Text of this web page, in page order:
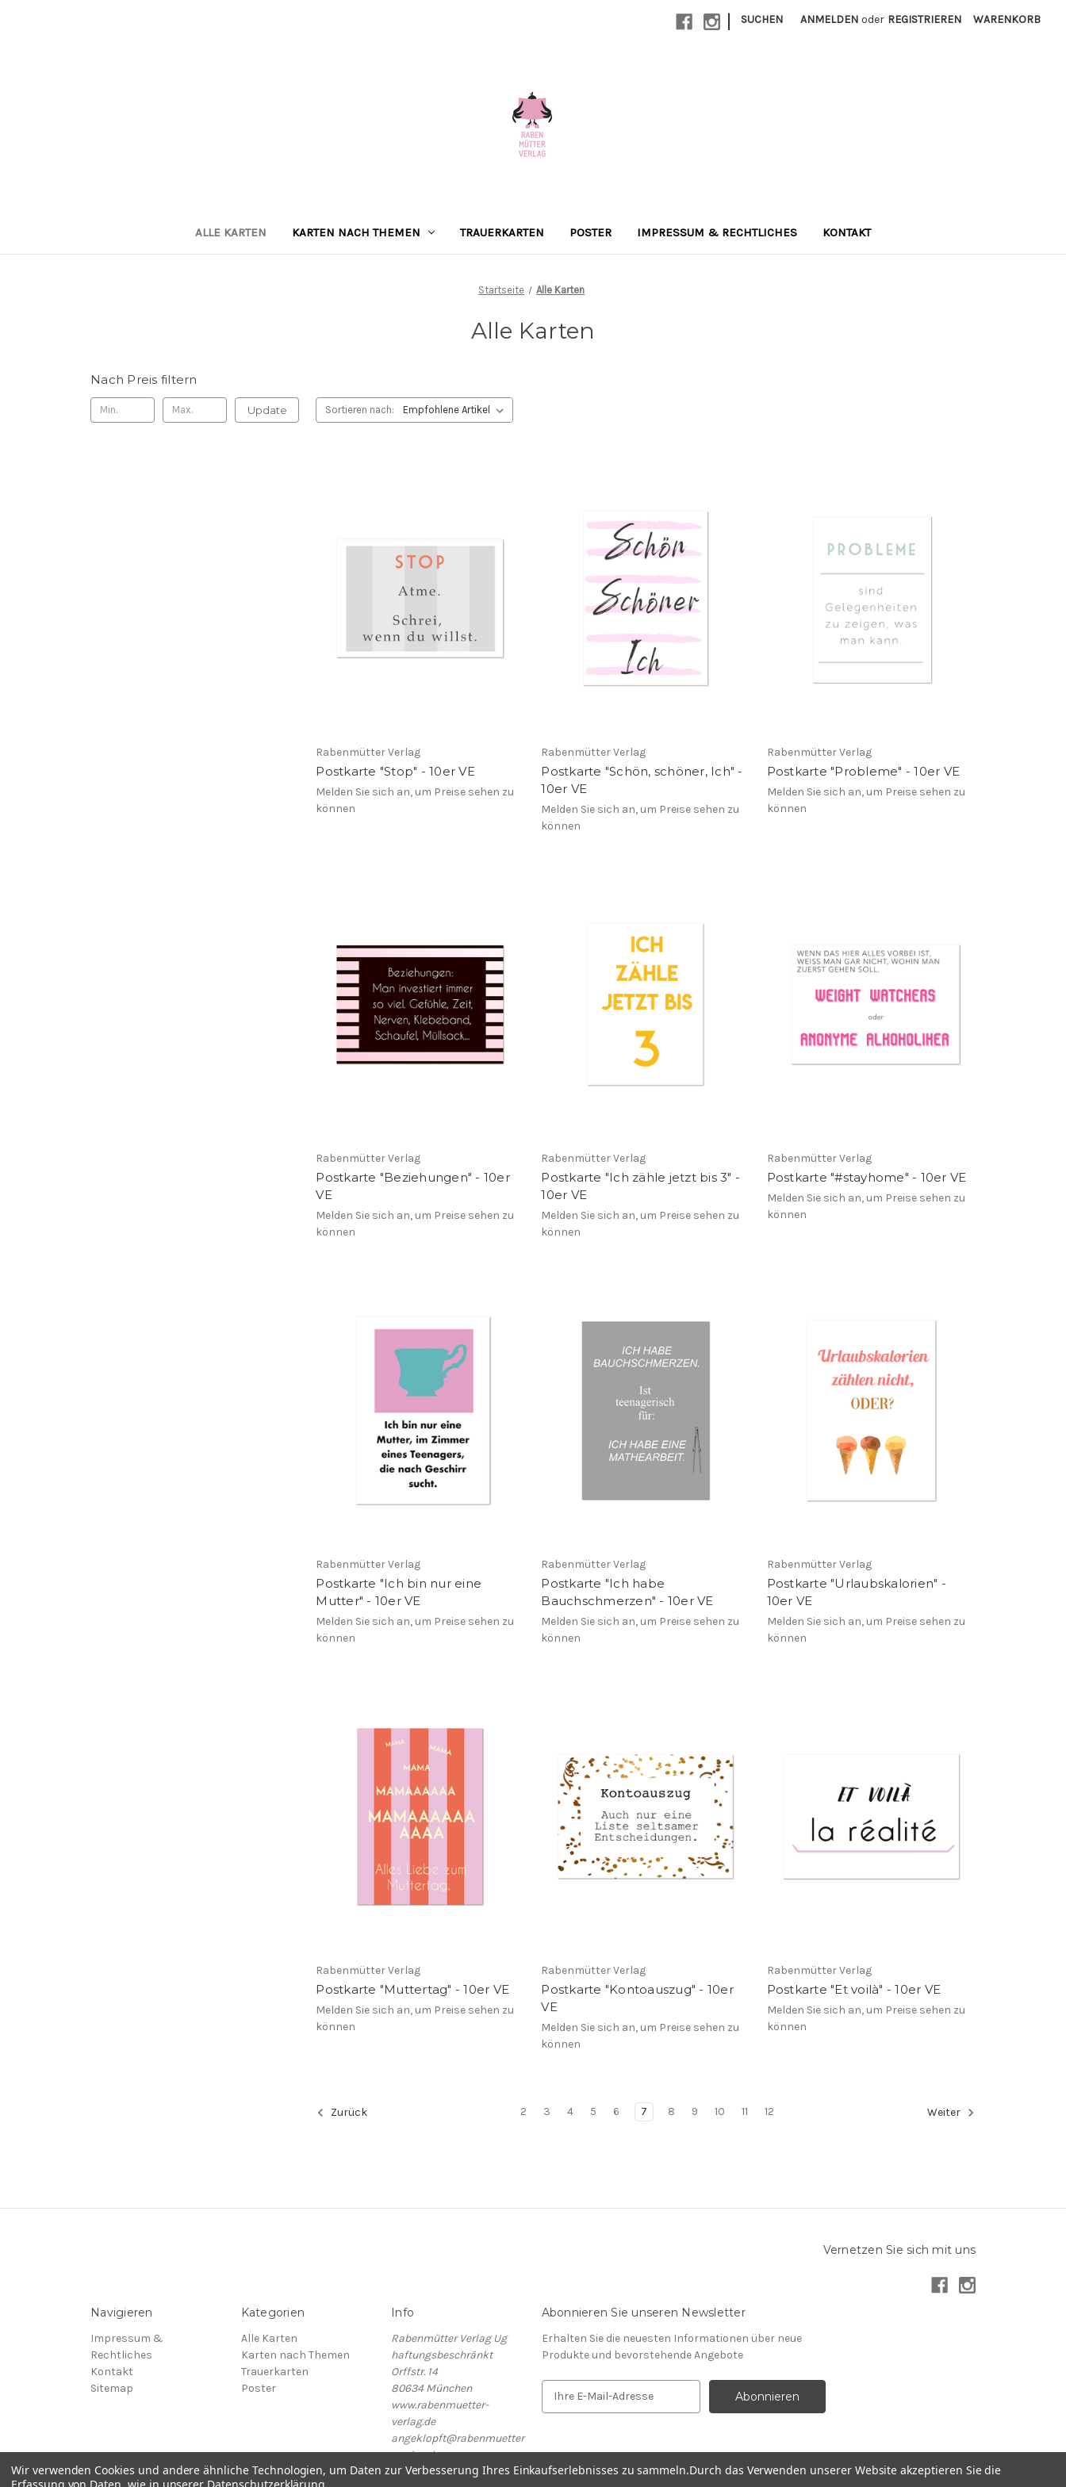
| SUCHEN ANMELDEN oder REGISTRIEREN WARENKORB
ALLE KARTEN KARTEN NACH THEMEN TRAUERKARTEN POSTER IMPRESSUM & RECHTLICHES KONTAKT
Startseite Alle Karten
Alle Karten
Nach Preis filtern
Update Sortieren nach:
Rabenmütter Verlag
Postkarte "Stop" - 10er VE
Melden Sie sich an, um Preise sehen zu
können
Rabenmütter Verlag
Postkarte "Schön, schöner, Ich" -
10er VE
Melden Sie sich an, um Preise sehen zu
können
Rabenmütter Verlag
Postkarte "Probleme" - 10er VE
Melden Sie sich an, um Preise sehen zu
können
Rabenmütter Verlag
Postkarte "Beziehungen" - 10er
VE
Melden Sie sich an, um Preise sehen zu
können
Rabenmütter Verlag
Postkarte "Ich zähle jetzt bis 3" -
10er VE
Melden Sie sich an, um Preise sehen zu
können
Rabenmütter Verlag
Postkarte "#stayhome" - 10er VE
Melden Sie sich an, um Preise sehen zu
können
Rabenmütter Verlag
Postkarte "Ich bin nur eine
Mutter" - 10er VE
Melden Sie sich an, um Preise sehen zu
können
Rabenmütter Verlag
Postkarte "Ich habe
Bauchschmerzen" - 10er VE
Melden Sie sich an, um Preise sehen zu
können
Rabenmütter Verlag
Postkarte "Urlaubskalorien" -
10er VE
Melden Sie sich an, um Preise sehen zu
können
Rabenmütter Verlag
Postkarte "Muttertag" - 10er VE
Melden Sie sich an, um Preise sehen zu
können
Rabenmütter Verlag
Postkarte "Kontoauszug" - 10er
VE
Melden Sie sich an, um Preise sehen zu
können
Rabenmütter Verlag
Postkarte "Et voilà" - 10er VE
Melden Sie sich an, um Preise sehen zu
können
Zurück 2 3 4 5 6 7 8 9 10 11 12 Weiter
Vernetzen Sie sich mit uns
Navigieren
Impressum &
Rechtliches
Kontakt
Sitemap
Kategorien
Alle Karten
Karten nach Themen
Trauerkarten
Poster
Info
Rabenmütter Verlag Ug
haftungsbeschränkt
Orffstr. 14
80634 München
www.rabenmuetter-
verlag.de
angeklopft@rabenmuetter
-verlag.de
Rufen Sie uns an unter
Abonnieren Sie unseren Newsletter
Erhalten Sie die neuesten Informationen über neue
Produkte und bevorstehende Angebote
i
l
Wir verwenden Cookies und andere ähnliche Technologien, um Daten zur Verbesserung Ihres Einkaufserlebnisses zu sammeln.Durch das Verwenden unserer Website akzeptieren Sie die